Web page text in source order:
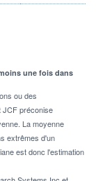
une fois dans
ou des
JCF préconise
La moyenne
extrêmes d'un
est donc l'estimation